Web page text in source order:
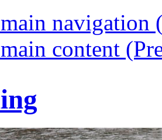
navigation
content